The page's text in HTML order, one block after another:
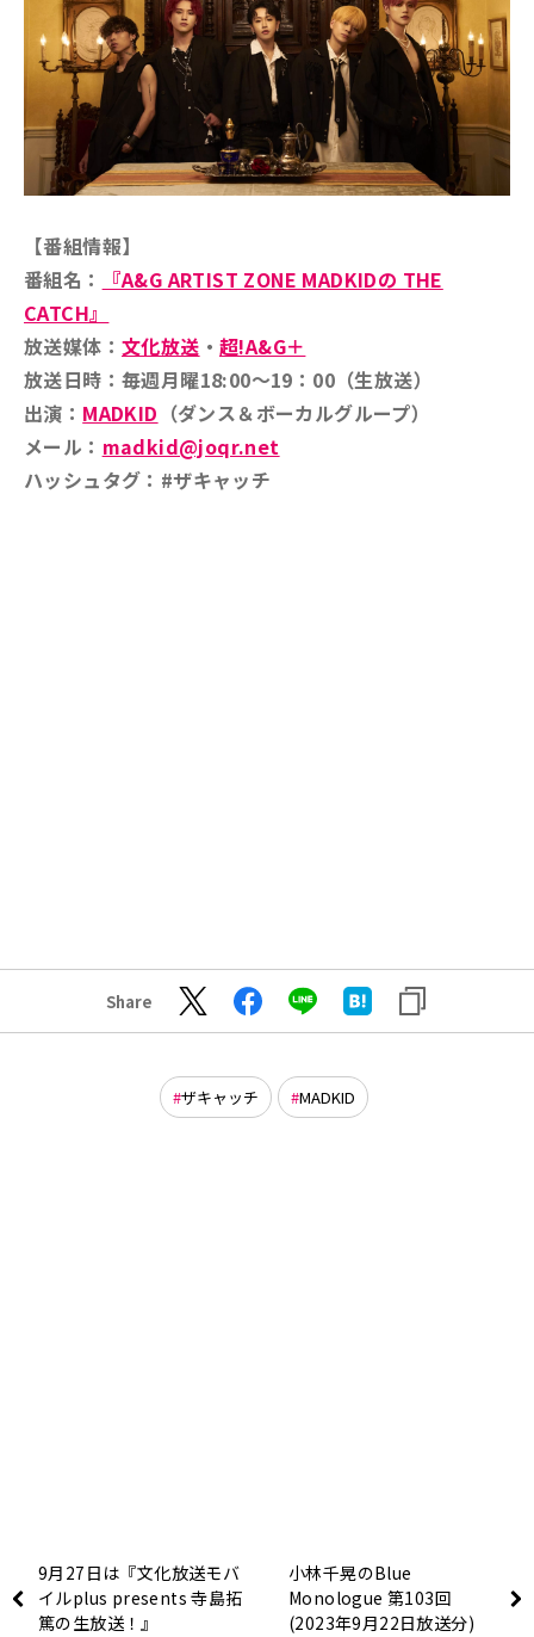
【番組情報】
番組名：
『A&G ARTIST ZONE MADKIDの THE
CATCH』
放送媒体： 文化放送 ・超!A&G＋
放送日時：毎週月曜18:00～19：00（生放送）
出演： MADKID （ダンス＆ボーカルグループ）
メール： madkid@joqr.net
ハッシュタグ：#ザキャッチ
Share
ザキャッチ MADKID
9月27日は『文化放送モバ
イルplus presents 寺島拓
篤の生放送！』
小林千晃のBlue
Monologue 第103回
(2023年9月22日放送分)